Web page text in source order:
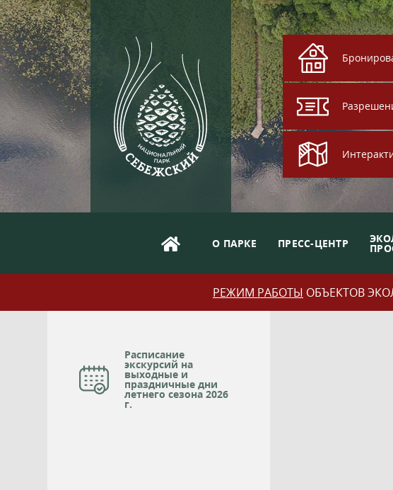
О ПАРКЕ ПРЕСС-ЦЕНТР
РЕЖИМ РАБОТЫ ОБЪЕКТОВ
Расписание
экскурсий на
выходные и
праздничные дни
летнего сезона 2026
г.